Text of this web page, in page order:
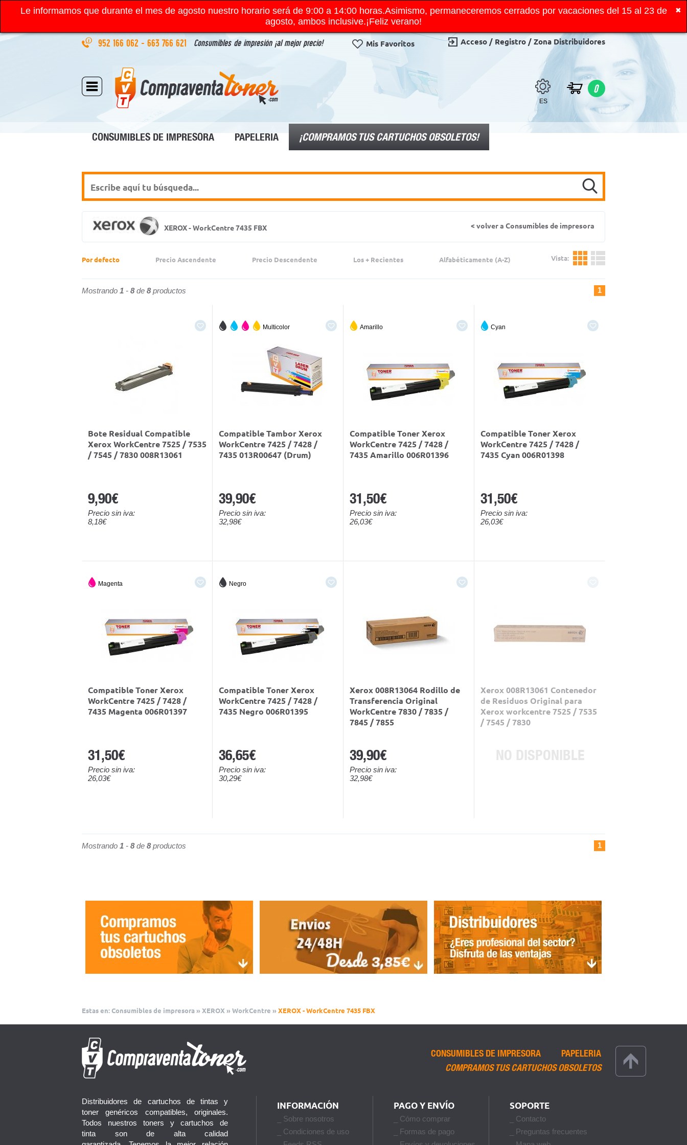
✖
Le informamos que durante el mes de agosto nuestro horario será de 9:00 a 14:00 horas.Asimismo, permaneceremos cerrados por vacaciones del 15 al 23 de
agosto, ambos inclusive.¡Feliz verano!
952 166 062- 663 766 621 Consumibles de impresión ¡al mejor precio! Mis Favoritos Acceso / Registro / Zona Distribuidores
ES
0
CONSUMIBLES DE IMPRESORA PAPELERIA ¡COMPRAMOS TUS CARTUCHOS OBSOLETOS!
XEROX - WorkCentre 7435 FBX < volver a Consumibles de impresora
Por defecto Precio Ascendente Precio Descendente Los + Recientes Alfabéticamente (A-Z) Vista:
Mostrando 1 - 8de 8productos 1
Bote Residual Compatible
Xerox WorkCentre 7525 / 7535
/ 7545 / 7830 008R13061
9,90€
Precio sin iva:
8,18€
Multicolor
Compatible Tambor Xerox
WorkCentre 7425 / 7428 /
7435 013R00647 (Drum)
39,90€
Precio sin iva:
32,98€
Amarillo
Compatible Toner Xerox
WorkCentre 7425 / 7428 /
7435 Amarillo 006R01396
31,50€
Precio sin iva:
26,03€
Cyan
Compatible Toner Xerox
WorkCentre 7425 / 7428 /
7435 Cyan 006R01398
31,50€
Precio sin iva:
26,03€
Magenta
Compatible Toner Xerox
WorkCentre 7425 / 7428 /
7435 Magenta 006R01397
31,50€
Precio sin iva:
26,03€
Negro
Compatible Toner Xerox
WorkCentre 7425 / 7428 /
7435 Negro 006R01395
36,65€
Precio sin iva:
30,29€
Xerox 008R13064 Rodillo de
Transferencia Original
WorkCentre 7830 / 7835 /
7845 / 7855
39,90€
Precio sin iva:
32,98€
Xerox 008R13061 Contenedor
de Residuos Original para
Xerox workcentre 7525 / 7535
/ 7545 / 7830
NO DISPONIBLE
Mostrando 1 - 8de 8productos 1
Estas en: Consumibles de impresora » XEROX » WorkCentre » XEROX - WorkCentre 7435 FBX
CONSUMIBLES DE IMPRESORA
PAPELERIA
COMPRAMOS TUS CARTUCHOS OBSOLETOS
Distribuidores de cartuchos de tintas y
toner genéricos compatibles, originales.
Todos nuestros toners y cartuchos de
tinta son de alta calidad
INFORMACIÓN
_ Sobre nosotros
_ Condiciones de uso
PAGO Y ENVÍO
_ Cómo comprar
_ Formas de pago
SOPORTE
_ Contacto
_ Preguntas frecuentes